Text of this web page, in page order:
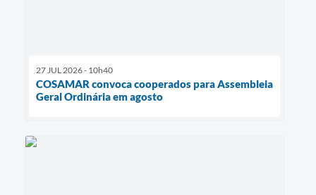
27 JUL 2026 - 10h40
COSAMAR convoca cooperados para Assembleia
Geral Ordinária em agosto